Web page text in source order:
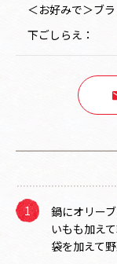
＜お好みで＞ブ
下ごしらえ：
鍋にオリー
いもも加え
袋を加えて